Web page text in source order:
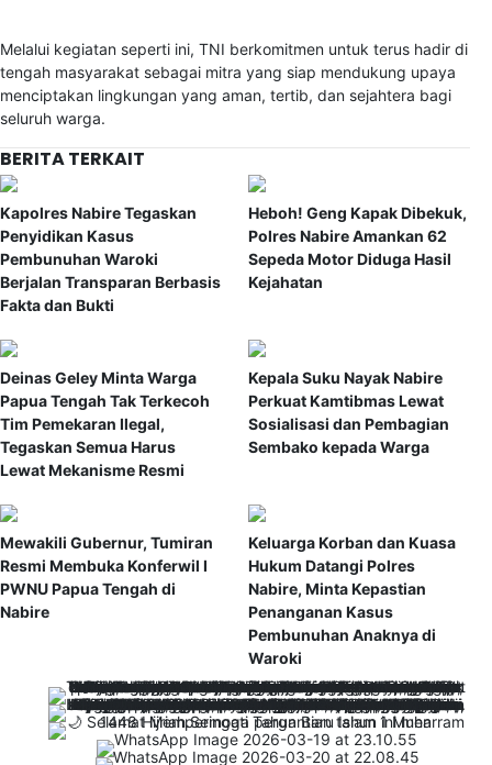
Melalui kegiatan seperti ini, TNI berkomitmen untuk terus hadir di
tengah masyarakat sebagai mitra yang siap mendukung upaya
menciptakan lingkungan yang aman, tertib, dan sejahtera bagi
seluruh warga.
BERITA TERKAIT
Kapolres Nabire Tegaskan
Penyidikan Kasus
Pembunuhan Waroki
Berjalan Transparan Berbasis
Fakta dan Bukti
Heboh! Geng Kapak Dibekuk,
Polres Nabire Amankan 62
Sepeda Motor Diduga Hasil
Kejahatan
Deinas Geley Minta Warga
Papua Tengah Tak Terkecoh
Tim Pemekaran Ilegal,
Tegaskan Semua Harus
Lewat Mekanisme Resmi
Kepala Suku Nayak Nabire
Perkuat Kamtibmas Lewat
Sosialisasi dan Pembagian
Sembako kepada Warga
Mewakili Gubernur, Tumiran
Resmi Membuka Konferwil I
PWNU Papua Tengah di
Nabire
Keluarga Korban dan Kuasa
Hukum Datangi Polres
Nabire, Minta Kepastian
Penanganan Kasus
Pembunuhan Anaknya di
Waroki